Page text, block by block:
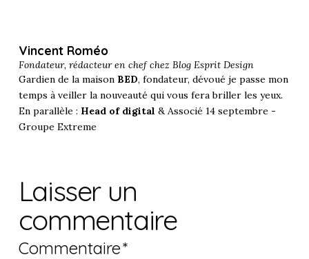
Vincent Roméo
Fondateur, rédacteur en chef chez Blog Esprit Design
Gardien de la maison BED, fondateur, dévoué je passe mon
temps à veiller la nouveauté qui vous fera briller les yeux.
En parallèle : Head of digital & Associé 14 septembre -
Groupe Extreme
Laisser un
commentaire
Commentaire*